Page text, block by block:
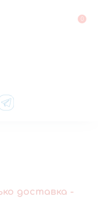
05 0
доставка -